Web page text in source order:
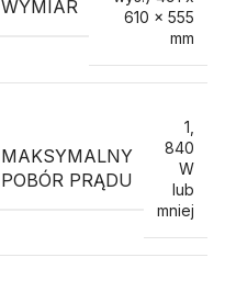
WYMIAR
610 x 555
mm
MAKSYMALNY
POBÓR PRĄDU
1
840
W
lub
mniej